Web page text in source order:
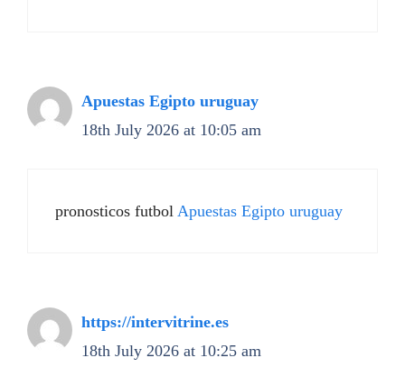
Apuestas Egipto uruguay
18th July 2026 at 10:05 am
pronosticos futbol Apuestas Egipto uruguay
https://intervitrine.es
18th July 2026 at 10:25 am